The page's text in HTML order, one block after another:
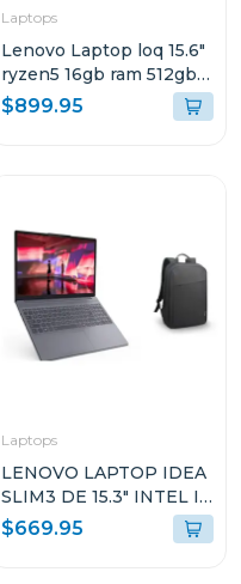
Laptops
Lenovo Laptop loq 15.6"
ryzen5 16gb ram 512gb
ssd wndows 11 home sl
gris luna arp9 + mochila
$899.95
Laptops
LENOVO LAPTOP IDEA
SLIM3 DE 15.3" INTEL I5
CON 16GB RAM Y 512GB
SSD WINDOWS 11
$669.95